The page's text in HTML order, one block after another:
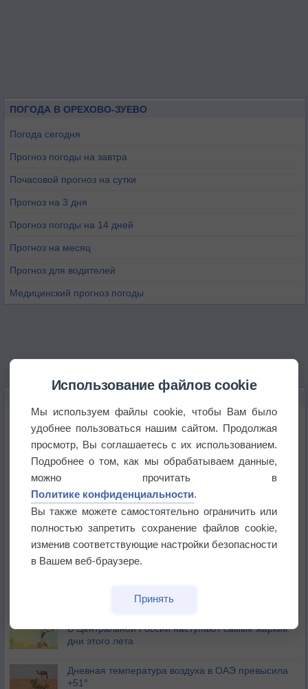
ПОГОДА В ОРЕХОВО-ЗУЕВО
Погода сегодня
Прогноз погоды на завтра
Почасовой прогноз на сутки
Прогноз на 3 дня
Прогноз погоды на 14 дней
Прогноз на месяц
Прогноз для водителей
Медицинский прогноз погоды
Погода в Екатеринбурге 6 августа
Погода в Краснодаре 6 августа
Погода в Санкт-Петербурге 6 августа
Погода в Москве 6 августа
В Центральной России наступают самые жаркие
дни этого лета
Дневная температура воздуха в ОАЭ превысила
+51°
Использование файлов cookie
Мы используем файлы cookie, чтобы Вам было
удобнее пользоваться нашим сайтом. Продолжая
просмотр, Вы соглашаетесь с их использованием.
Подробнее о том, как мы обрабатываем данные,
можно прочитать в
Политике конфиденциальности.
Вы также можете самостоятельно ограничить или
полностью запретить сохранение файлов cookie,
изменив соответствующие настройки безопасности
в Вашем веб-браузере.
Принять